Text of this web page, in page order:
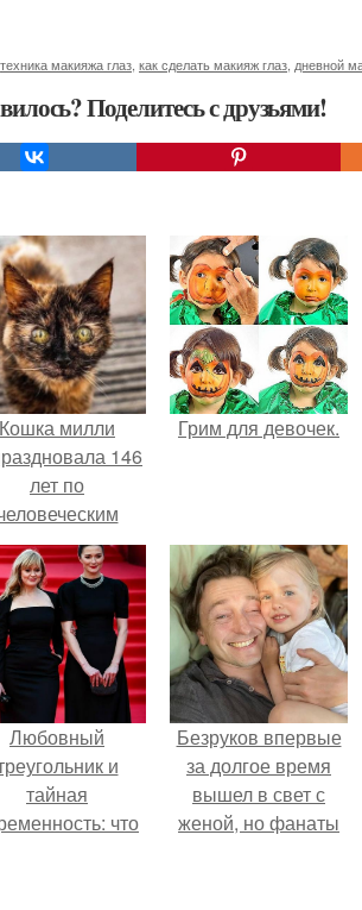
техника макияжа глаз как сделать макияж глаз дневной
Поделитесь с друзьями!
Кошка милли
146
лет по
Меркам и
на
самой
в мире.
Грим для девочек.
Любовный
и
тайная
что
Безруков впервые
за долгое время
вышел в свет с
женой, но фанаты